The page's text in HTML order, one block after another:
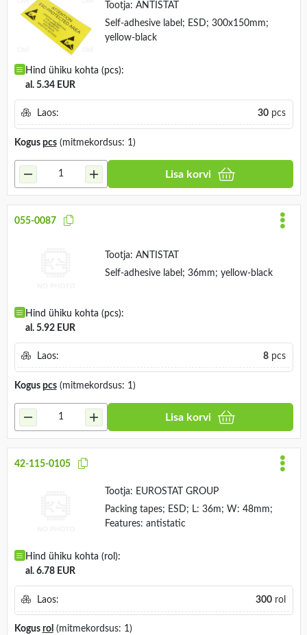
Tootja: ANTISTAT
Self-adhesive label; ESD; 300x150mm;
yellow-black
Hind ühiku kohta (pcs):
al. 5.34 EUR
Laos: 30pcs
Kogus pcs(mitmekordsus: 1)
Lisa korvi
055-0087
Tootja: ANTISTAT
Self-adhesive label; 36mm; yellow-black
Hind ühiku kohta (pcs):
al. 5.92 EUR
Laos: 8pcs
Kogus pcs(mitmekordsus: 1)
Lisa korvi
42-115-0105
Tootja: EUROSTAT GROUP
Packing tapes; ESD; L: 36m; W: 48mm;
Features: antistatic
Hind ühiku kohta (rol):
al. 6.78 EUR
Laos: 300rol
Kogus rol (mitmekordsus: 1)